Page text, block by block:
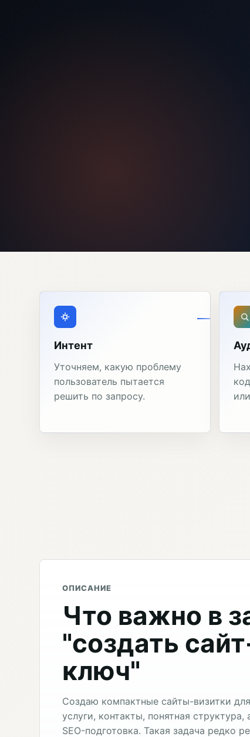
Интент
Уточняем, какую проблему
пользователь пытается
решить по запросу.
ОПИСАНИЕ
Что важно в
"создать
ключ"
Создаю компактные сайты-визитки
услуги, контакты, понятная
SEO-подготовка. Такая задача редко